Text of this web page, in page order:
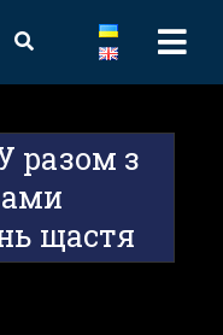
разом з
щастя